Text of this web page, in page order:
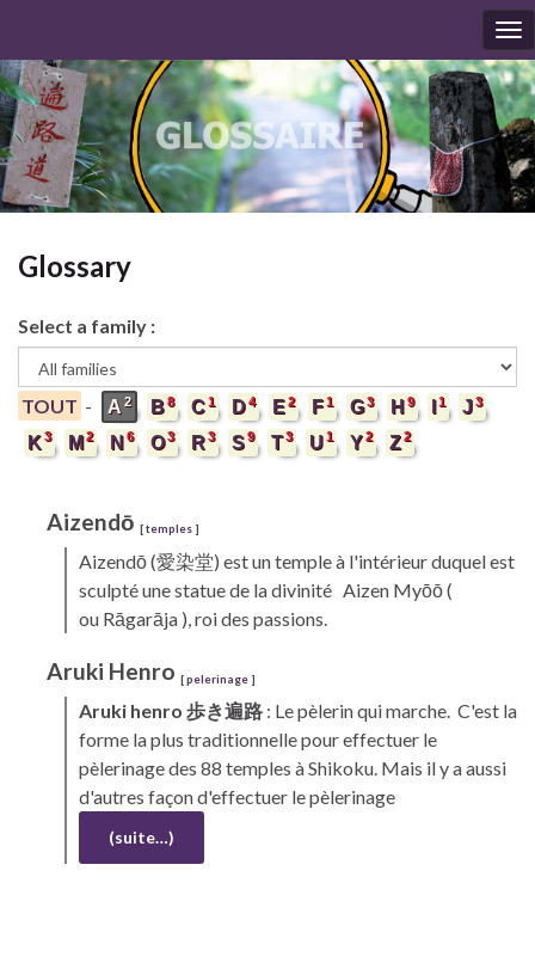
Glossary
Select a family :
TOUT - A2 B8 C1 D4 E2 F1 G3 H9 I1 J3
K3 M2 N6 O3 R3 S9 T3 U1 Y2 Z2
Aizendō [temples]
Aizendō(愛染堂) est un temple à l'intérieur duquel est
sculpté une statue de la divinité Aizen Myōō (
ou Rāgarāja ), roi des passions.
Aruki Henro [pelerinage]
Aruki henro 歩き遍路 : Le pèlerin qui marche. C'est la
forme la plus traditionnelle pour effectuer le
pèlerinage des 88 temples àShikoku. Mais il y a aussi
d'autres façon d'effectuer le pèlerinage
(suite…)